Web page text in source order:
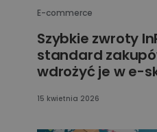
E-commerce
Szybkie zwroty
standard
wdrożyć je w e-
15 kwietnia 2026